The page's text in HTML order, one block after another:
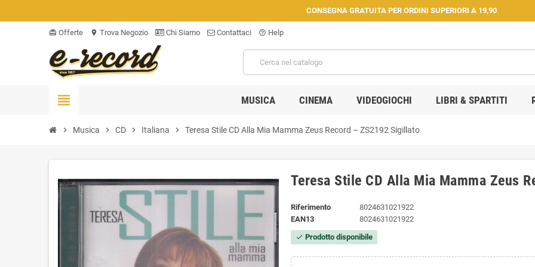
CONSEGNA GRATUITA PER ORDINI SUPERIORI A 19,90
card_giftcard Offerte location_on Trova Negozio Chi Siamo Contattaci help_outline Help
view_headline MUSICA CINEMA VIDEOGIOCHI LIBRI & SPARTITI
chevron_right Musica chevron_right CD chevron_right Italiana chevron_right Teresa Stile CD Alla Mia Mamma Zeus Record – ZS2192 Sigillato
Teresa Stile CD Alla Mia Mamma Zeus
Riferimento
8024631021922
EAN13
8024631021922
check Prodotto disponibile